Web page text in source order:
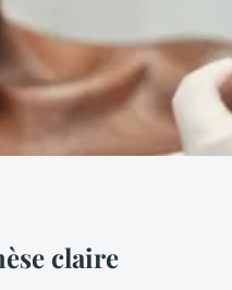
l’épilation
claire